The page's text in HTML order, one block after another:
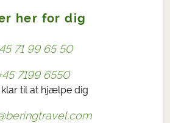
her for dig
71 99 65 50
7199 6550
klar til at hjælpe dig